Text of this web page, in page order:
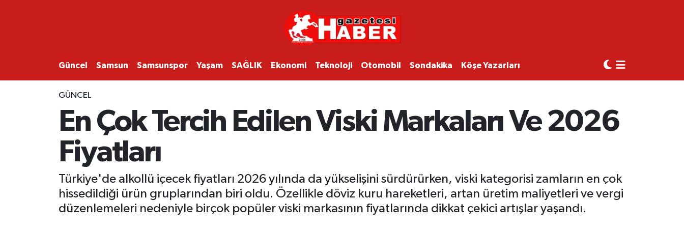
Güncel Samsun Samsunspor Yaşam SAĞLIK Ekonomi Teknoloji Otomobil Sondakika Köşe Yazarları
GÜNCEL
En Çok Tercih Edilen Viski Markaları Ve 2026
Fiyatları
Türkiye'de alkollü içecek fiyatları 2026 yılında da yükselişini sürdürürken, viski kategorisi zamların en çok
hissedildiği ürün gruplarından biri oldu. Özellikle döviz kuru hareketleri, artan üretim maliyetleri ve vergi
düzenlemeleri nedeniyle birçok popüler viski markasının fiyatlarında dikkat çekici artışlar yaşandı.
SAMSUN
SAMSUNSPOR
EKONOMİ